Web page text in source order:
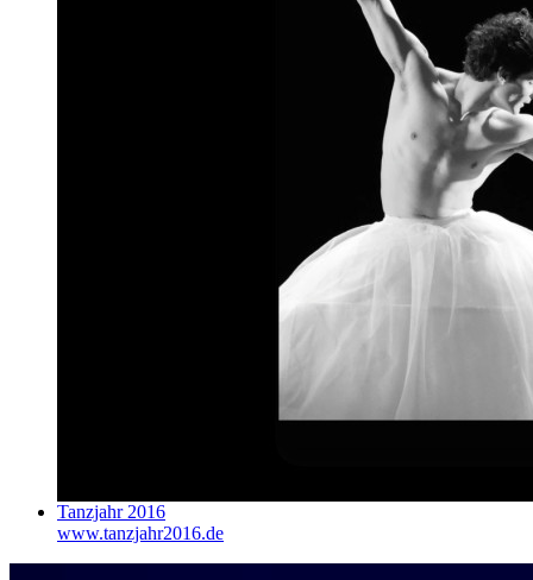
Tanzjahr 2016
www.tanzjahr2016.de